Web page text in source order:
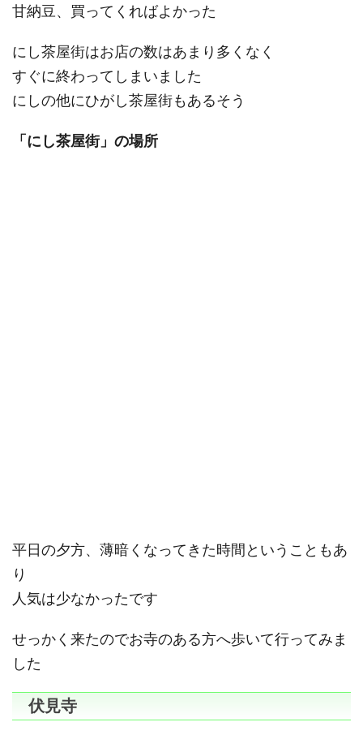
甘納豆、買ってくればよかった
にし茶屋街はお店の数はあまり多くなく
すぐに終わってしまいました
にしの他にひがし茶屋街もあるそう
「にし茶屋街」の場所
平日の夕方、薄暗くなってきた時間ということもあ
り
人気は少なかったです
せっかく来たのでお寺のある方へ歩いて行ってみま
した
伏見寺